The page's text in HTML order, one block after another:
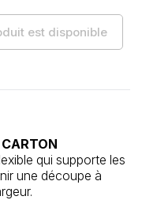
est disponible
qui supporte les
une découpe à